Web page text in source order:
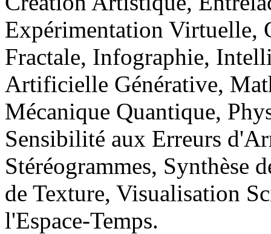
Expérimentation Virtuelle,
Fractale, Infographie,
Artificielle Générative,
Mécanique Quantique,
Sensibilité aux Erreurs
Stéréogrammes, Synthèse
de Texture, Visualisation
l'Espace-Temps.